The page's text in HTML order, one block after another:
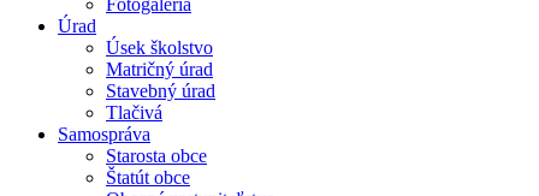
Fotogaléria
Úrad
Úsek školstvo
Matričný úrad
Stavebný úrad
Tlačivá
Samospráva
Starosta obce
Štatút obce